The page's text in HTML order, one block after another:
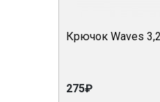
Крючок Waves
275₽